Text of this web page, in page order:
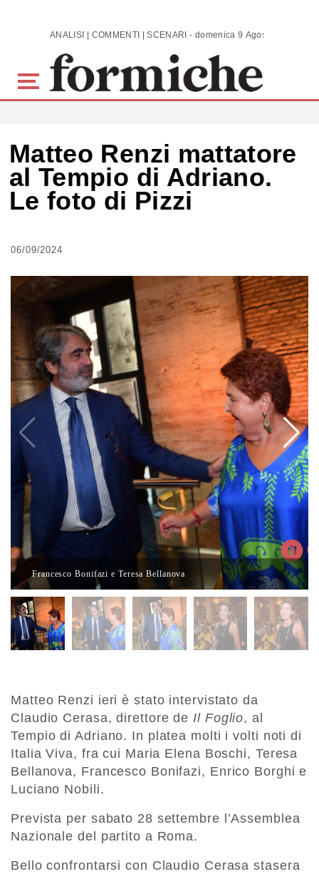
Skip to main content ANALISI | COMMENTI | SCENARI - domenica 9 Agosto 2026
Matteo Renzi mattatore
al Tempio di Adriano.
Le foto di Pizzi
06/09/2024
Francesco Bonifazi e Teresa Bellanova
Matteo Renzi ieri è stato intervistato da
Claudio Cerasa, direttore deIl Foglio, al
Tempio di Adriano. In platea molti i volti noti di
Italia Viva, fra cui Maria Elena Boschi, Teresa
Bellanova, Francesco Bonifazi, Enrico Borghi e
Luciano Nobili.
Prevista per sabato 28 settembre l’Assemblea
Nazionale del partito a Roma.
Bello confrontarsi con Claudio Cerasa stasera